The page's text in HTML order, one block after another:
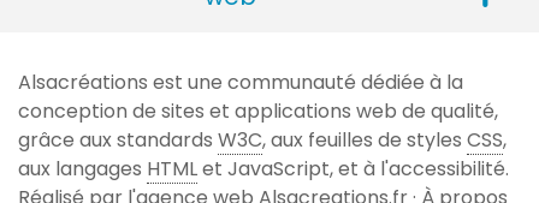
de
page
Alsacréations est une communauté dédiée à la
conception de sites et applications web de qualité,
grâce aux standards W3C, aux feuilles de styles CSS,
aux langages HTMLet JavaScript, et à l'accessibilité.